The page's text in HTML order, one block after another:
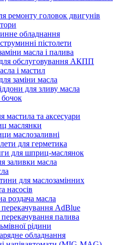
ремонту головок двигунів
обладнання
пістолети
масла і палива
обслуговування АКПП
і мастил
заміни масла
для зливу масла
та аксесуари
маслянки
маслозаливні
для герметика
для шприц-маслянок
заливки масла
для маслозамінних
насосів
роздача масла
AdBlue
палива
рідини
обладнання